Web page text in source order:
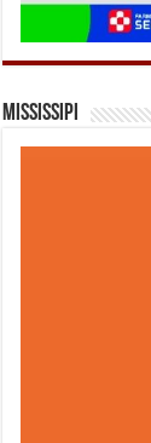
Mississipi